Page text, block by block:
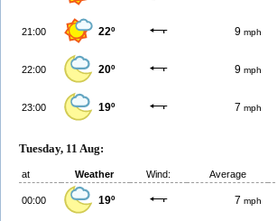
21:00 22º 9 mph
22:00 20º 9 mph
23:00 19º 7 mph
Tuesday, 11 Aug:
at Weather Wind: Average
00:00 19º 7 mph